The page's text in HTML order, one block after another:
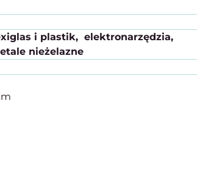
i plastik
elektronarzędzia
nieżelazne